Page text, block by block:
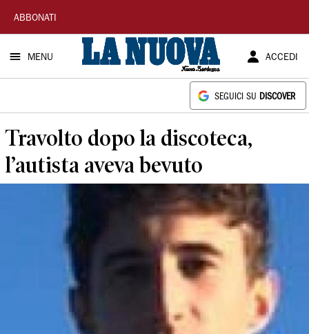
La
Nuova
Sardegna
ABBONATI
MENU ACCEDI
SEGUICI SU DISCOVER
Travolto dopo la discoteca,
l’autista aveva bevuto